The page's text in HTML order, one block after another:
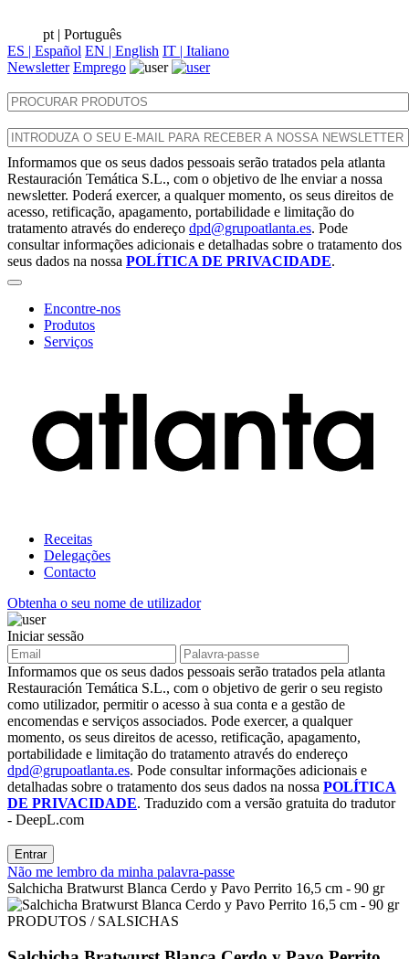
pt | Português
ES | Español EN | English IT | Italiano
Newsletter Emprego
Informamos que os seus dados pessoais serão tratados pela atlanta
Restauración Temática S.L., com o objetivo de lhe enviar a nossa
newsletter. Poderá exercer, a qualquer momento, os seus direitos de
acesso, retificação, apagamento, portabilidade e limitação do
tratamento através do endereço dpd@grupoatlanta.es. Pode
consultar informações adicionais e detalhadas sobre o tratamento dos
seus dados na nossa POLÍTICA DE PRIVACIDADE.
Encontre-nos
Produtos
Serviços
Receitas
Delegações
Contacto
Obtenha o seu nome de utilizador
Iniciar sessão
Informamos que os seus dados pessoais serão tratados pela atlanta
Restauración Temática S.L., com o objetivo de gerir o seu registo
como utilizador, permitir o acesso à sua conta e a gestão de
encomendas e serviços associados. Pode exercer, a qualquer
momento, os seus direitos de acesso, retificação, apagamento,
portabilidade e limitação do tratamento através do endereço
dpd@grupoatlanta.es. Pode consultar informações adicionais e
detalhadas sobre o tratamento dos seus dados na nossa POLÍTICA
DE PRIVACIDADE. Traduzido com a versão gratuita do tradutor
- DeepL.com
Entrar
Não me lembro da minha palavra-passe
Salchicha Bratwurst Blanca Cerdo y Pavo Perrito 16,5 cm - 90 gr
PRODUTOS / SALSICHAS